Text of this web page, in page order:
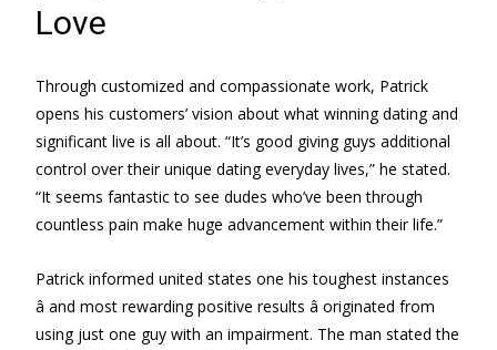
Love
Through customized and compassionate work, Patrick
opens his customers’ vision about what winning dating and
significant live is all about. “It’s good giving guys additional
control over their unique dating everyday lives,” he stated.
“It seems fantastic to see dudes who’ve been through
countless pain make huge advancement within their life.”
Patrick informed united states one his toughest instances
â and most rewarding positive results â originated from
using just one guy with an impairment. The man stated the